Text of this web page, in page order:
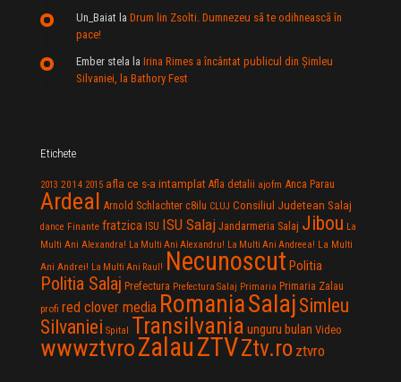
Un_Baiat la Drum lin Zsolti. Dumnezeu sã te odihneascã în
pace!
Ember stela la Irina Rimes a încântat publicul din Şimleu
Silvaniei, la Bathory Fest
Etichete
2013 2014 2015 afla ce s-a intamplat Afla detalii ajofm Anca Parau
Ardeal Arnold Schlachter c8ilu CLUJ Consiliul Judetean Salaj
dance Finante fratzica ISU ISU Salaj Jandarmeria Salaj Jibou La
Multi Ani Alexandra! La Multi Ani Alexandru! La Multi Ani Andreea! La Multi
Ani Andrei! La Multi Ani Raul! Necunoscut Politia
Politia Salaj Prefectura Prefectura Salaj Primaria Primaria Zalau
profi red clover media RomaniaSalaj Simleu
Silvaniei Spital Transilvania unguru bulan Video
wwwztvroZalauZTVZtv.ro ztvro